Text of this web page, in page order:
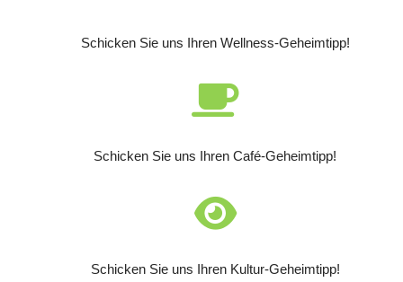
Schicken Sie uns Ihren Wellness-Geheimtipp!
Schicken Sie uns Ihren Café-Geheimtipp!
Schicken Sie uns Ihren Kultur-Geheimtipp!